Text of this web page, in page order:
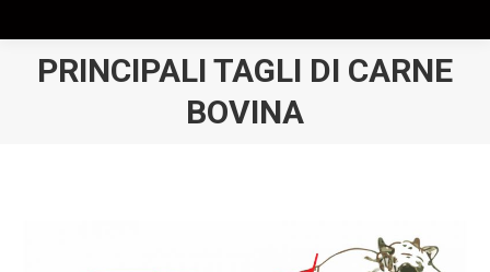
PRINCIPALI TAGLI DI CARNE
BOVINA